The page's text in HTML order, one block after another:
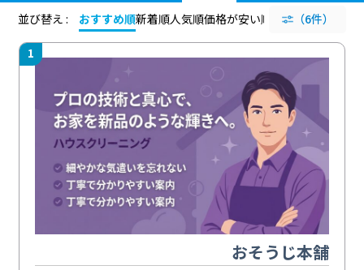
並び替え :
おすすめ順新着順人気順価格が安い順 評価が高い順
（6件）
1
おそうじ本舗